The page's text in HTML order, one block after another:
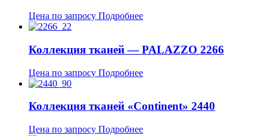
Цена по запросу Подробнее
Коллекция тканей — PALAZZO 2266
Цена по запросу Подробнее
Коллекция тканей «Continent» 2440
Цена по запросу Подробнее